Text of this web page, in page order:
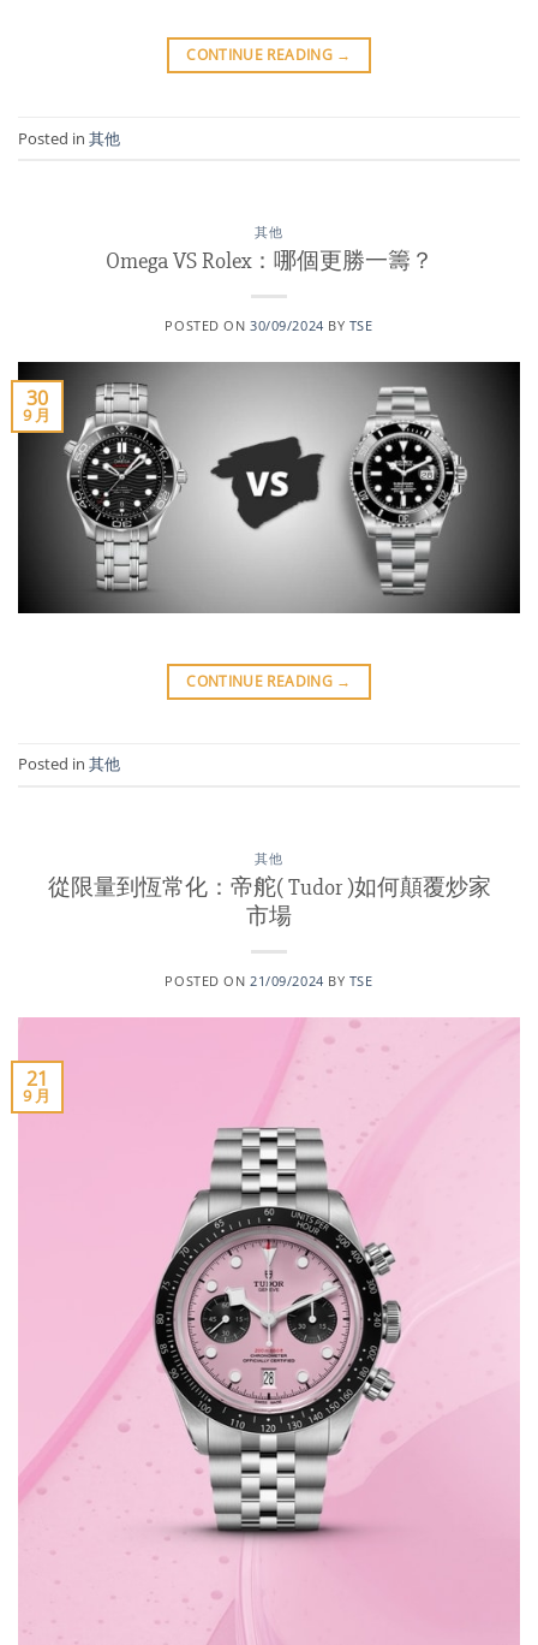
CONTINUE READING →
Posted in 其他
其他
Omega VS Rolex：哪個更勝一籌？
POSTED ON30/09/2024 BY TSE
30
9 月
CONTINUE READING →
Posted in 其他
其他
從限量到恆常化：帝舵( Tudor )如何顛覆炒家
市場
POSTED ON 21/09/2024 BY TSE
21
9 月